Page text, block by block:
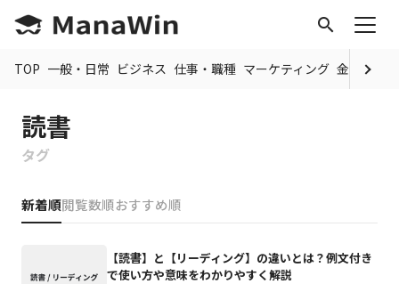
search
TOP 一般・日常 ビジネス 仕事・職種 マーケティング 金融 制度
読書
タグ
新着順閲覧数順おすすめ順
【読書】と【リーディング】の違いとは？例文付き
で使い方や意味をわかりやすく解説